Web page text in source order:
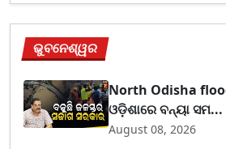
ଭୁବନେଶ୍ୱର
North Odisha
ଓଡ଼ିଶାରେ ବନ୍ୟା ସମ...
August 08, 2026